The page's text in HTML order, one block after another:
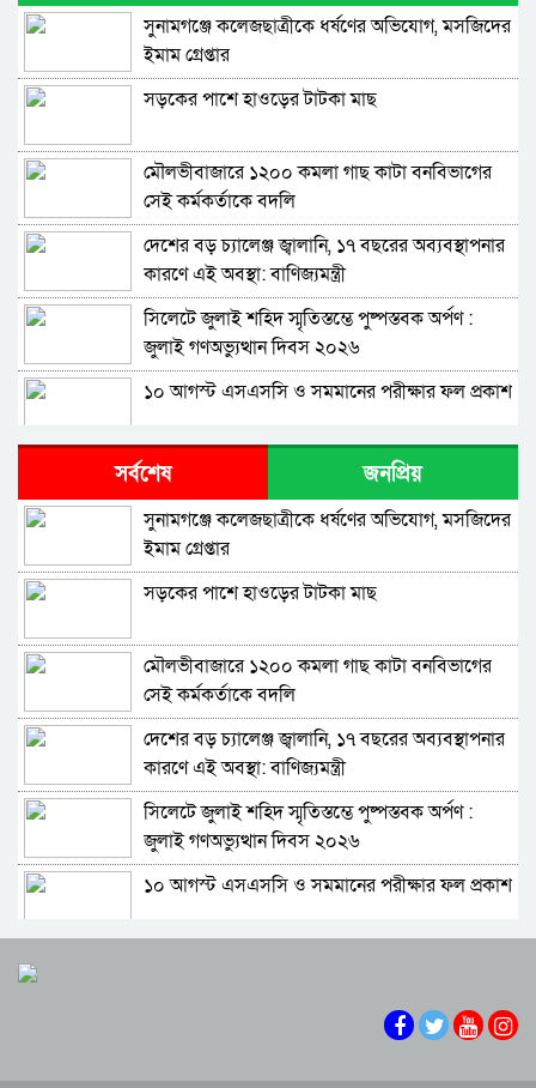
সুনামগঞ্জে কলেজছাত্রীকে ধর্ষণের অভিযোগ, মসজিদের
ইমাম গ্রেপ্তার
সড়কের পাশে হাওড়ের টাটকা মাছ
মৌলভীবাজারে ১২০০ কমলা গাছ কাটা বনবিভাগের
সেই কর্মকর্তাকে বদলি
দেশের বড় চ্যালেঞ্জ জ্বালানি, ১৭ বছরের অব্যবস্থাপনার
কারণে এই অবস্থা: বাণিজ্যমন্ত্রী
সিলেটে জুলাই শহিদ স্মৃতিস্তম্ভে পুষ্পস্তবক অর্পণ :
জুলাই গণঅভ্যুত্থান দিবস ২০২৬
১০ আগস্ট এসএসসি ও সমমানের পরীক্ষার ফল প্রকাশ
শাপলা চত্বরে হত্যা মামলা: শেখ হাসিনাসহ ৪১ জনের
বিরুদ্ধে আনুষ্ঠানিক অভিযোগ
বিরোধীদলের পতন শুরু হয়েছে, ১১ দল এখন ৯ দলে
গিয়ে ঠেকেছে: রাশেদ খান
কে হতে পারেন পরবর্তী রাষ্ট্রপতি, আলোচনায় এক
আমলা
সিলেটে আদলত চত্বরে শিশু ফাহিমা হত্যা মামলার
আসামির ওপর ফের হামলা
এআই দিয়ে অশালীন ছবি ছড়ানোর অভিযোগ
সিলেটের কনটেন্ট ক্রিয়েটর রাফিয়ার
শাবিপ্রবিতে শিক্ষার্থীকে মারধর: ছাত্রদল নেতা হাসিবুর
ও তারেক বহিষ্কার, ক্যাম্পাসে নিষিদ্ধ ২ বছর
ক্ষোভ, দ্রুত সংস্কারের আহ্বান
সর্বশেষ জনপ্রিয়
সুনামগঞ্জে কলেজছাত্রীকে ধর্ষণের অভিযোগ, মসজিদের
ইমাম গ্রেপ্তার
সড়কের পাশে হাওড়ের টাটকা মাছ
মৌলভীবাজারে ১২০০ কমলা গাছ কাটা বনবিভাগের
সেই কর্মকর্তাকে বদলি
দেশের বড় চ্যালেঞ্জ জ্বালানি, ১৭ বছরের অব্যবস্থাপনার
কারণে এই অবস্থা: বাণিজ্যমন্ত্রী
সিলেটে জুলাই শহিদ স্মৃতিস্তম্ভে পুষ্পস্তবক অর্পণ :
জুলাই গণঅভ্যুত্থান দিবস ২০২৬
১০ আগস্ট এসএসসি ও সমমানের পরীক্ষার ফল প্রকাশ
বিরোধীদলের পতন শুরু হয়েছে, ১১ দল এখন ৯ দলে